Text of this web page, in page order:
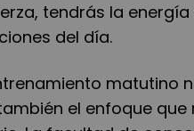
tendrás la
del día.
matutino
el enfoque